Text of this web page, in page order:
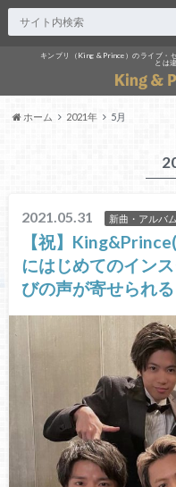
キンプリ（King & Prince）のライブ・
とは
ホーム 2021年 5月
2021.05.31 新曲・アルバ
【祝】
にはじめてのイン
びの声が寄せられる